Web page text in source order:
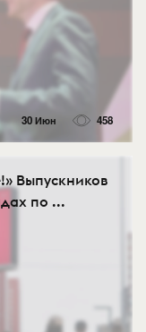
30 Июн 458
Выпускников
по ...